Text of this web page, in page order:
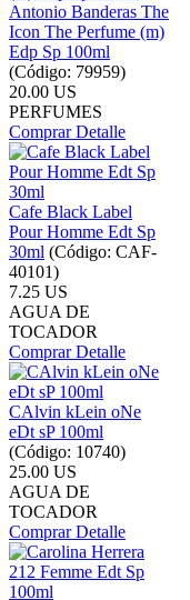
Antonio Banderas The
Icon The Perfume (m)
Edp Sp 100ml
(Código: 79959)
20.00 US
PERFUMES
ComprarDetalle
Cafe Black Label
Pour Homme Edt Sp
30ml (Código: CAF-
40101)
7.25 US
AGUA DE
TOCADOR
ComprarDetalle
CAlvin kLein oNe
eDt sP 100ml
(Código: 10740)
25.00 US
AGUA DE
TOCADOR
ComprarDetalle